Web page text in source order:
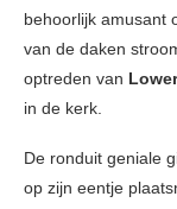
behoorlijk amusant
van de daken
optreden van
in de kerk.
De ronduit geniale
op zijn eentje